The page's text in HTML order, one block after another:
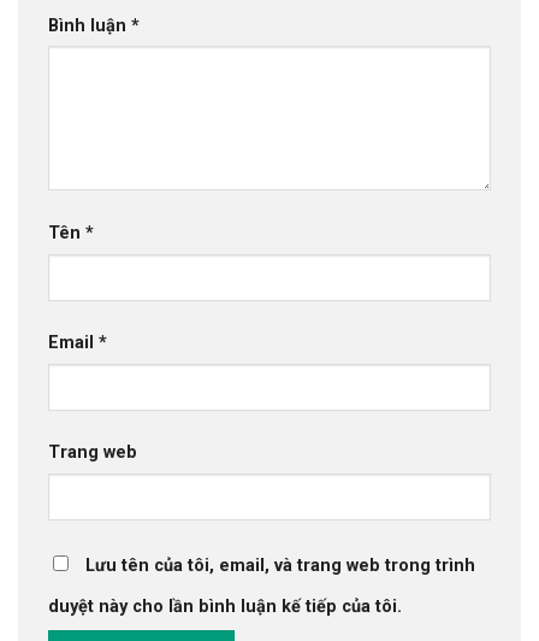
Bình luận *
Tên *
Email *
Trang web
Lưu tên của tôi, email, và trang web trong trình
duyệt này cho lần bình luận kế tiếp của tôi.